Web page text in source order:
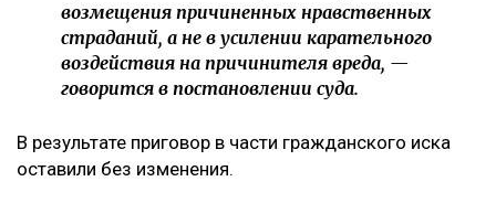
возмещения причиненных нравственных
страданий, а не в усилении карательного
воздействия на причинителя вреда, —
говорится в постановлении суда.
В результате приговор в части гражданского иска
оставили без изменения.